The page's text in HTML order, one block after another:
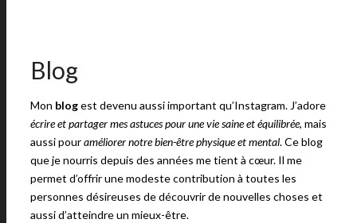
Blog
Mon blogest devenu aussi important qu’Instagram. J’adore
écrire et partager mes astuces pour une vie saine et équilibrée, mais
aussi pouraméliorer notre bien-être physique et mental. Ce blog
que je nourris depuis des années me tient à cœur. Il me
permet d’offrir une modeste contribution à toutes les
personnes désireuses de découvrir de nouvelles choses et
aussi d’atteindre un mieux-être.